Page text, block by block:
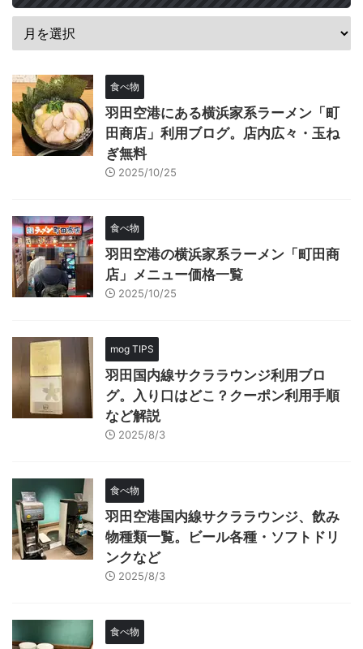
食べ物
羽田空港にある横浜家系ラーメン「町
田商店」利用ブログ。店内広々・玉ね
ぎ無料
2025/10/25
食べ物
羽田空港の横浜家系ラーメン「町田商
店」メニュー価格一覧
2025/10/25
mog TIPS
羽田国内線サクララウンジ利用ブロ
グ。入り口はどこ？クーポン利用手順
など解説
2025/8/3
食べ物
羽田空港国内線サクララウンジ、飲み
物種類一覧。ビール各種・ソフトドリ
ンクなど
2025/8/3
食べ物